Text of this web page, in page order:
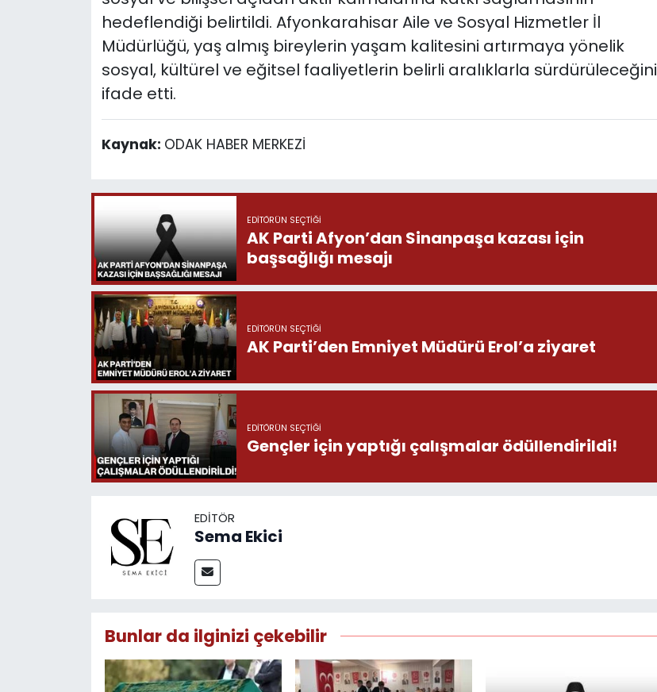
hedeflendiği belirtildi. Afyonkarahisar Aile ve Sosyal Hizmetler İl
Müdürlüğü, yaş almış bireylerin yaşam kalitesini artırmaya yönelik
sosyal, kültürel ve eğitsel faaliyetlerin belirli aralıklarla sürdürüleceğini
ifade etti.
Kaynak: ODAK HABER MERKEZİ
EDITÖRÜN SEÇTIĞI
AK Parti Afyon’dan Sinanpaşa kazası için
başsağlığı mesajı
EDITÖRÜN SEÇTIĞI
AK Parti’den Emniyet Müdürü Erol’a ziyaret
EDITÖRÜN SEÇTIĞI
Gençler için yaptığı çalışmalar ödüllendirildi!
EDITÖR
Sema Ekici
Bunlar da ilginizi çekebilir